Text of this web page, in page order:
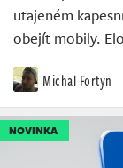
utajeném
obejít mobily.
Michal Fortyn
NOVINKA